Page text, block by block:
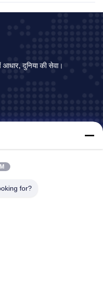
दुनिया की सेवा।
for?